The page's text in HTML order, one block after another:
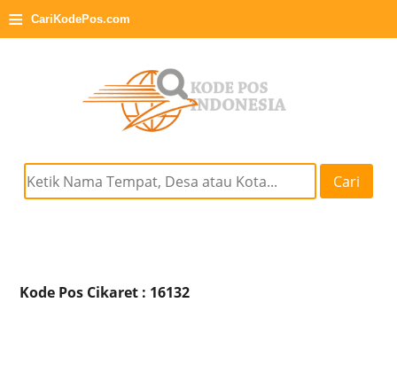
≡ CariKodePos.com
Cari
Kode Pos Cikaret : 16132